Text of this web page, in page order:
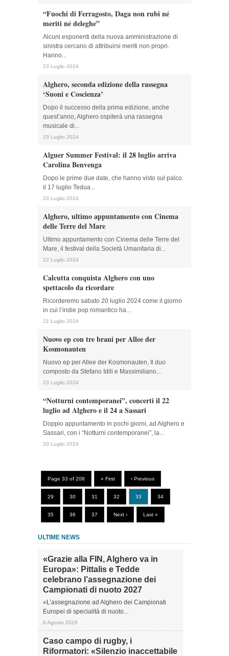
“Fuochi di Ferragosto, Daga non rubi né
meriti né deleghe”
Alcuni esponenti della nuova amministrazione di
sinistra cercano di attribuirsi meriti non propri.
Hanno...
23 Luglio 2024
Alghero, seconda edizione della rassegna
‘Suoni e Coscienza’
Dopo il successo della prima edizione, anche
quest’anno, Alghero ospiterà una rassegna
musicale di...
23 Luglio 2024
Alguer Summer Festival: il 28 luglio arriva
Carolina Benvenga
Dopo le prime due date, che hanno visto sul palco
il 17 luglio Tedua...
23 Luglio 2024
Alghero, ultimo appuntamento con Cinema
delle Terre del Mare
Ultimo appuntamento con Cinema delle Terre del
Mare, il festival della Società Umanitaria di...
22 Luglio 2024
Calcutta conquista Alghero con uno
spettacolo da ricordare
Ricorderemo sabato 20 luglio 2024 come il giorno
in cui l’indie pop romantico ha...
21 Luglio 2024
Nuovo ep con tre brani per Allee der
Kosmonauten
Nuovo ep per Allee der Kosmonauten, Il duo
composto da Stefano Idili e Massimiliano...
20 Luglio 2024
“Notturni contemporanei”, concerti il 22
luglio ad Alghero e il 24 a Sassari
Doppio appuntamento in pochi giorni, ad Alghero e
Sassari, con i “Notturni contemporanei”, la...
20 Luglio 2024
Page 33 of 208 « First ‹ Previous
29 30 31 32 33 34
35 36 37 Next › Last »
ULTIME NEWS
«Grazie alla FIN, Alghero va in
Europa»: Pittalis e Tedde
celebrano l’assegnazione dei
Campionati di nuoto 2027
«L’assegnazione ad Alghero dei Campionati
Europei di specialità di nuoto...
8 Agosto 2026
Caso campo di rugby, i
Riformatori: «Silenzio inaccettabile